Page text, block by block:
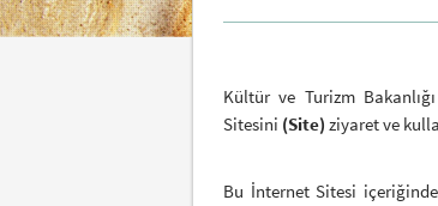
Kültür ve Turizm
Sitesini (Site) ziyaret ve
Bu İnternet Sitesi